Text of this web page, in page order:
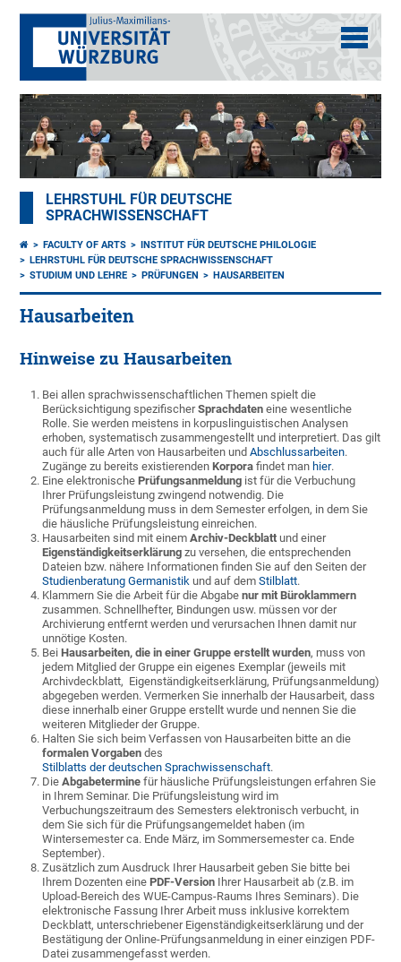
LEHRSTUHL FÜR DEUTSCHE
SPRACHWISSENSCHAFT
FACULTY OF ARTS
INSTITUT FÜR DEUTSCHE PHILOLOGIE
LEHRSTUHL FÜR DEUTSCHE SPRACHWISSENSCHAFT
STUDIUM UND LEHRE
PRÜFUNGEN HAUSARBEITEN
Hausarbeiten
Hinweise zu Hausarbeiten
Bei allen sprachwissenschaftlichen Themen spielt die
Berücksichtigung spezifischerSprachdaten eine wesentliche
Rolle. Sie werden meistens in korpuslinguistischen Analysen
erhoben, systematisch zusammengestellt und interpretiert. Das gilt
auch für alle Arten von Hausarbeiten undAbschlussarbeiten.
Zugänge zu bereits existierendenKorporafindet man hier.
Eine elektronischePrüfungsanmeldung ist für die Verbuchung
Ihrer Prüfungsleistung zwingend notwendig. Die
Prüfungsanmeldung muss in dem Semester erfolgen, in dem Sie
die häusliche Prüfungsleistung einreichen.
Hausarbeiten sind mit einemArchiv-Deckblatt und einer
Eigenständigkeitserklärungzu versehen, die entsprechenden
Dateien bzw. nähere Informationen finden Sie auf den Seiten der
Studienberatung Germanistik und auf demStilblatt.
Klammern Sie die Arbeit für die Abgabenur mit Büroklammern
zusammen. Schnellhefter, Bindungen usw. müssen vor der
Archivierung entfernt werden und verursachen Ihnen damit nur
unnötige Kosten.
BeiHausarbeiten, die in einer Gruppe erstellt wurden, muss von
jedem Mitglied der Gruppe ein eigenes Exemplar (jeweils mit
Archivdeckblatt, Eigenständigkeitserklärung, Prüfungsanmeldung)
abgegeben werden. Vermerken Sie innerhalb der Hausarbeit, dass
diese innerhalb einer Gruppe erstellt wurde und nennen Sie die
weiteren Mitglieder der Gruppe.
Halten Sie sich beim Verfassen von Hausarbeiten bitte an die
formalen Vorgaben des
Stilblatts der deutschen Sprachwissenschaft.
DieAbgabetermine für häusliche Prüfungsleistungen erfahren Sie
in Ihrem Seminar. Die Prüfungsleistung wird im
Verbuchungszeitraum des Semesters elektronisch verbucht, in
dem Sie sich für die Prüfungsangemeldet haben (im
Wintersemester ca. Ende März, im Sommersemester ca. Ende
September).
Zusätzlich zum Ausdruck Ihrer Hausarbeit geben Sie bitte bei
Ihrem Dozenten einePDF-Version Ihrer Hausarbeit ab (z.B. im
Upload-Bereich des WUE-Campus-Raums Ihres Seminars). Die
elektronische Fassung Ihrer Arbeit muss inklusive korrektem
Deckblatt, unterschriebener Eigenständigkeitserklärung und der
Bestätigung der Online-Prüfungsanmeldung in einer einzigen PDF-
Datei zusammengefasst werden.